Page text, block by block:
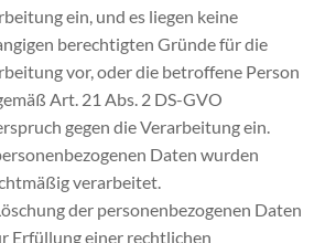
ein, und es liegen keine
berechtigten Gründe für die
vor, oder die betroffene Person
Art. 21 Abs. 2 DS-GVO
gegen die Verarbeitung ein.
Daten wurden
verarbeitet.
der personenbezogenen Daten
Erfüllung einer rechtlichen